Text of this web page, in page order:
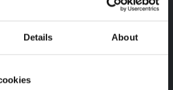
Details About
POUR LES
ENREGISTRÉS !
aux utilisateurs enregistrés sur